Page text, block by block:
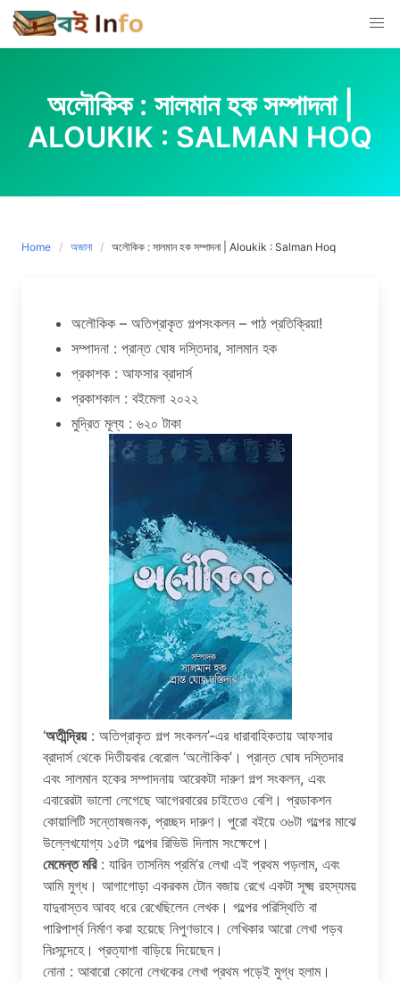
Skip
to
content
অলৌকিক : সালমান হক সম্পাদনা |
ALOUKIK : SALMAN HOQ
Home অজানা অলৌকিক : সালমান হক সম্পাদনা | Aloukik : Salman Hoq
অলৌকিক – অতিপ্রাকৃত গল্পসংকলন – পাঠ প্রতিক্রিয়া!
সম্পাদনা : প্রান্ত ঘোষ দস্তিদার, সালমান হক
প্রকাশক : আফসার ব্রাদার্স
প্রকাশকাল : বইমেলা ২০২২
মুদ্রিত মূল্য : ৬২০ টাকা
‘অতীন্দ্রিয়: অতিপ্রাকৃত গল্প সংকলন’-এর ধারাবাহিকতায় আফসার
ব্রাদার্স থেকে দিতীয়বার বেরোল ‘অলৌকিক’। প্রান্ত ঘোষ দস্তিদার
এবং সালমান হকের সম্পাদনায় আরেকটা দারুণ গল্প সংকলন, এবং
এবারেরটা ভালো লেগেছে আগেরবারের চাইতেও বেশি। প্রডাকশন
কোয়ালিটি সন্তোষজনক, প্রচ্ছদ দারুণ। পুরো বইয়ে ৩৬টা গল্পের মাঝে
উল্লেখযোগ্য ১৫টা গল্পের রিভিউ দিলাম সংক্ষেপে।
মেমেন্ত মরি: যারিন তাসনিম প্রমি’র লেখা এই প্রথম পড়লাম, এবং
আমি মুগ্ধ। আগাগোড়া একরকম টোন বজায় রেখে একটা সূক্ষ্ম রহস্যময়
যাদুবাস্তব আবহ ধরে রেখেছিলেন লেখক। গল্পের পরিস্থিতি বা
পারিপার্শ্ব নির্মাণ করা হয়েছে নিপুণভাবে। লেখিকার আরো লেখা পড়ব
নিঃসন্দেহে। প্রত্যাশা বাড়িয়ে দিয়েছেন।
নোনা : আবারো কোনো লেখকের লেখা প্রথম পড়েই মুগ্ধ হলাম।